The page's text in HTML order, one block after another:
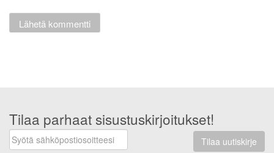
Tilaa parhaat sisustuskirjoitukset!
Tilaa uutiskirje